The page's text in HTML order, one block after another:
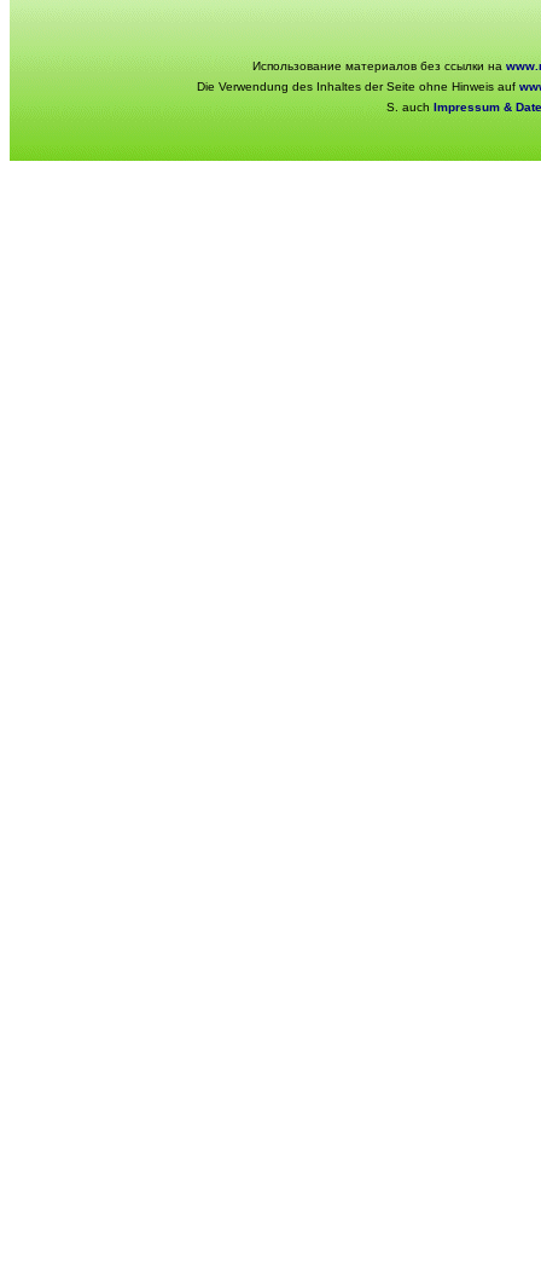
Использование материалов без ссылки на
Die Verwendung des Inhaltes der Seite ohne Hinweis auf
S. auch Impressum &